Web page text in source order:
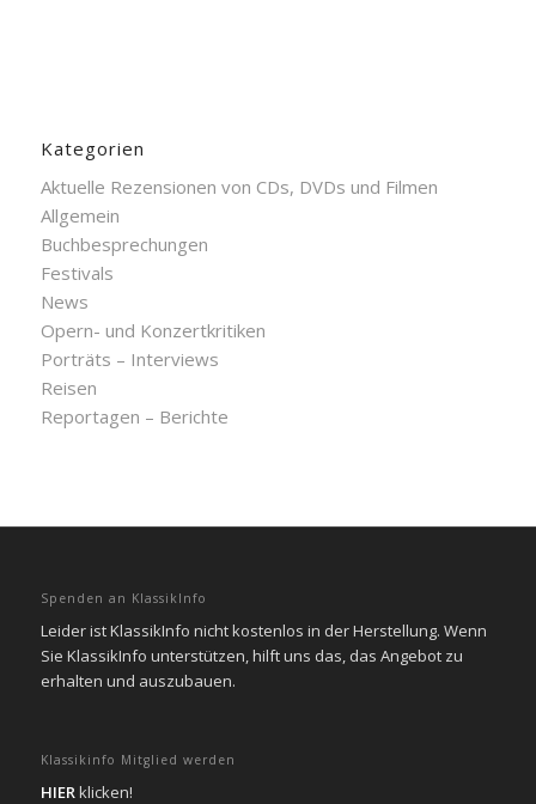
Kategorien
Aktuelle Rezensionen von CDs, DVDs und Filmen
Allgemein
Buchbesprechungen
Festivals
News
Opern- und Konzertkritiken
Porträts – Interviews
Reisen
Reportagen – Berichte
Spenden an KlassikInfo
Leider ist KlassikInfo nicht kostenlos in der Herstellung. Wenn
Sie KlassikInfo unterstützen, hilft uns das, das Angebot zu
erhalten und auszubauen.
Klassikinfo Mitglied werden
HIERklicken!